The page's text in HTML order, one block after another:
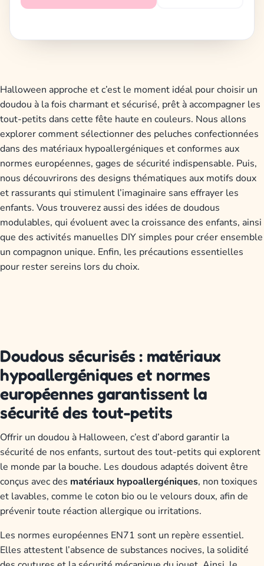
Halloween approche et c’est le moment idéal pour choisir un
doudou à la fois charmant et sécurisé, prêt à accompagner les
tout-petits dans cette fête haute en couleurs. Nous allons
explorer comment sélectionner des peluches confectionnées
dans des matériaux hypoallergéniques et conformes aux
normes européennes, gages de sécurité indispensable. Puis,
nous découvrirons des designs thématiques aux motifs doux
et rassurants qui stimulent l’imaginaire sans effrayer les
enfants. Vous trouverez aussi des idées de doudous
modulables, qui évoluent avec la croissance des enfants, ainsi
que des activités manuelles DIY simples pour créer ensemble
un compagnon unique. Enfin, les précautions essentielles
pour rester sereins lors du choix.
Doudous sécurisés : matériaux
hypoallergéniques et normes
européennes garantissent la
sécurité des tout-petits
Offrir un doudou à Halloween, c’est d’abord garantir la
sécurité de nos enfants, surtout des tout-petits qui explorent
le monde par la bouche. Les doudous adaptés doivent être
conçus avec des matériaux hypoallergéniques, non toxiques
et lavables, comme le coton bio ou le velours doux, afin de
prévenir toute réaction allergique ou irritations.
Les normes européennes EN71 sont un repère essentiel.
Elles attestent l’absence de substances nocives, la solidité